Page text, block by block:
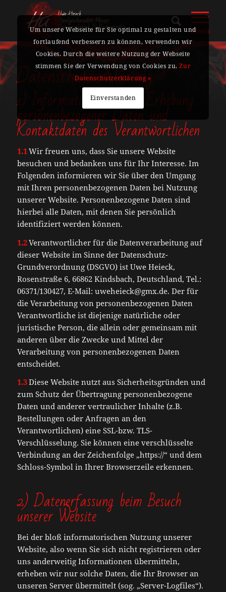
Menü
Datenschutzerklärung
1) Information über die Erhebung
personenbezogener Daten und
Kontaktdaten des Verantwortlichen
1.1 Wir freuen uns, dass Sie unsere Website
besuchen und bedanken uns für Ihr Interesse. Im
Folgenden informieren wir Sie über den Umgang
mit Ihren personenbezogenen Daten bei Nutzung
unserer Website. Personenbezogene Daten sind
hierbei alle Daten, mit denen Sie persönlich
identifiziert werden können.
1.2Verantwortlicher für die Datenverarbeitung auf
dieser Website im Sinne der Datenschutz-
Grundverordnung (DSGVO) ist Uwe Heieck,
Rosenstraße 6, 66862 Kindsbach, Deutschland, Tel.:
06371/130427, E-Mail: uweheieck@gmx.de. Der für
die Verarbeitung von personenbezogenen Daten
Verantwortliche ist diejenige natürliche oder
juristische Person, die allein oder gemeinsam mit
anderen über die Zwecke und Mittel der
Verarbeitung von personenbezogenen Daten
entscheidet.
1.3Diese Website nutzt aus Sicherheitsgründen und
zum Schutz der Übertragung personenbezogene
Daten und anderer vertraulicher Inhalte (z.B.
Bestellungen oder Anfragen an den
Verantwortlichen) eine SSL-bzw. TLS-
Verschlüsselung. Sie können eine verschlüsselte
Verbindung an der Zeichenfolge „https://“ und dem
Schloss-Symbol in Ihrer Browserzeile erkennen.
2) Datenerfassung beim Besuch
unserer Website
Bei der bloß informatorischen Nutzung unserer
Website, also wenn Sie sich nicht registrieren oder
uns anderweitig Informationen übermitteln,
erheben wir nur solche Daten, die Ihr Browser an
unseren Server übermittelt (sog. „Server-Logfiles“).
Um unsere Webseite für Sie optimal zu gestalten und
fortlaufend verbessern zu können, verwenden wir
Cookies. Durch die weitere Nutzung der Webseite
stimmen Sie der Verwendung von Cookies zu.Zur
Datenschutzerklärung »
Einverstanden